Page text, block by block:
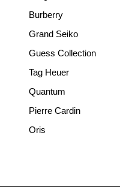
Burberry
Grand Seiko
Guess Collection
Tag Heuer
Quantum
Pierre Cardin
Oris